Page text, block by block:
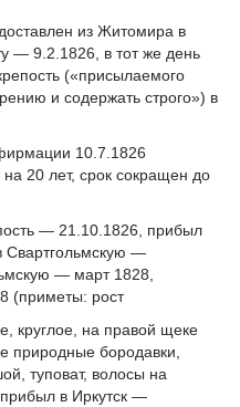
из Житомира в
— 9.2.1826, в тот же день
(«присылаемого
и содержать строго») в
10.7.1826
20 лет, срок сокращен до
— 21.10.1826, прибыл
Свартгольмскую —
— март 1828,
(приметы: рост
круглое, на правой щеке
природные бородавки,
туповат, волосы на
в Иркутск —